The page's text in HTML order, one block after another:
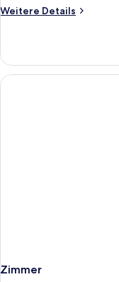
Weitere Details
Weitere
Zimmer